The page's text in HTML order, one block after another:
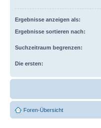
Ergebnisse anzeigen als:
Ergebnisse sortieren nach:
Suchzeitraum begrenzen:
Die ersten:
Foren-Übersicht